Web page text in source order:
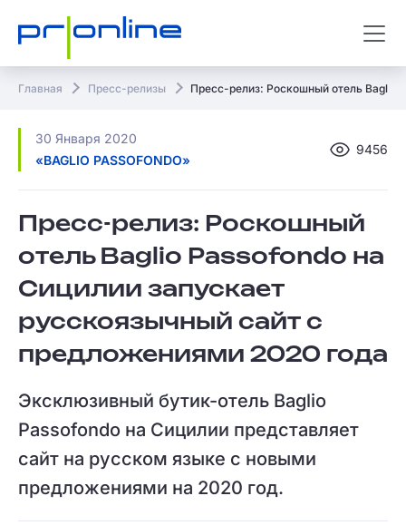
Главная Пресс-релизы Пресс-релиз: Роскошный отель Baglio
30 Января 2020
«BAGLIO PASSOFONDO»
9456
Пресс-релиз: Роскошный
отель Baglio Passofondo на
Сицилии запускает
русскоязычный сайт с
предложениями 2020 года
Эксклюзивный бутик-отель Baglio
Passofondo на Сицилии представляет
сайт на русском языке с новыми
предложениями на 2020 год.